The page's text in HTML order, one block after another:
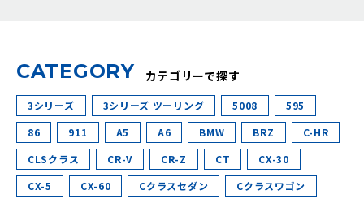
CATEGORY カテゴリーで探す
3シリーズ 3シリーズ ツーリング 5008
595
86
911 A5 A6 BMW BRZ
C-HR
CLSクラス
CR-V CR-Z CT
CX-30
CX-5
CX-60 Cクラスセダン
Cクラスワゴン